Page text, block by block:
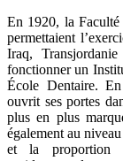
En 1920, la
permettaient
Iraq,
fonctionner un
École Dentaire.
ouvrit ses portes
plus en plus
également au
et la proportion